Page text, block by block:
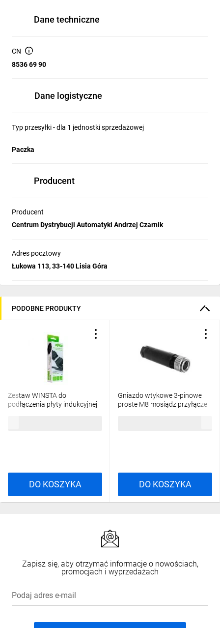
odporny na działania mechaniczne
Dane techniczne
CN
8536 69 90
Dane logistyczne
Typ przesyłki - dla 1 jednostki sprzedażowej
Paczka
Producent
Producent
Centrum Dystrybucji Automatyki Andrzej Czarnik
Adres pocztowy
Łukowa 113, 33-140 Lisia Góra
PODOBNE PRODUKTY
Zestaw WINSTA do
podłączenia płyty indukcyjnej
DO KOSZYKA
Gniazdo wtykowe 3-pinowe
proste M8 mosiądz przyłącze
DO KOSZYKA
Zapisz się, aby otrzymać informacje o nowościach,
promocjach i wyprzedażach
Podaj adres e-mail